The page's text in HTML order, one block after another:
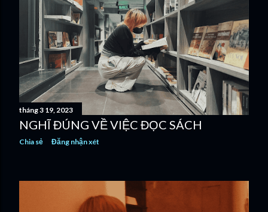
tháng 3 19, 2023
NGHĨ ĐÚNG VỀ VIỆC ĐỌC SÁCH
Chia sẻ Đăng nhận xét